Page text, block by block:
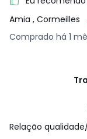
Amia , Cormeilles
Comprado há 1
Relação